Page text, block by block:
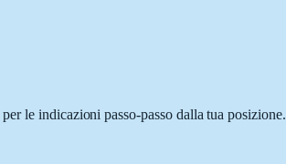
le indicazioni passo-passo dalla tua posizione.